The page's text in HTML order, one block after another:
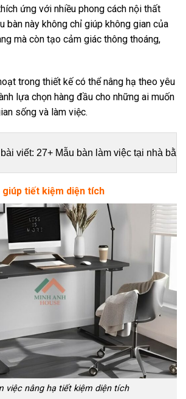
ứng với nhiều phong cách nội thất
bàn này không chỉ giúp không gian của
mà còn tạo cảm giác thông thoáng,
trong thiết kế có thể nâng hạ theo yêu
lựa chọn hàng đầu cho những ai muốn
sống và làm việc.
viết: 27+ Mẫu bàn làm việc tại nhà
tiết kiệm diện tích
việc nâng hạ tiết kiệm diện tích